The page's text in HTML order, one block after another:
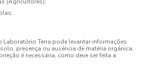
Laboratório Terra pode levantar informações
presença ou ausência de matéria orgânica,
é necessária, como deve ser feita a